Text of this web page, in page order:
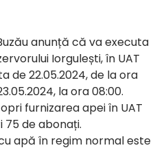
anunță că va executa
Iorgulești, în UAT
de 22.05.2024, de la ora
la ora 08:00.
furnizarea apei în UAT
75 de abonați.
apă în regim normal este